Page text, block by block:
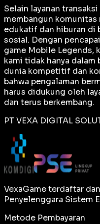
Selain layanan
membangun
edukatif dan hiburan di
sosial. Dengan
game Mobile Legends,
kami tidak hanya
dunia kompetitif dan
bahwa pengalaman
harus didukung oleh
dan terus berkembang.
PT VEXA DIGITAL
VexaGame terdaftar
Penyelenggara Sistem
Metode Pembayaran